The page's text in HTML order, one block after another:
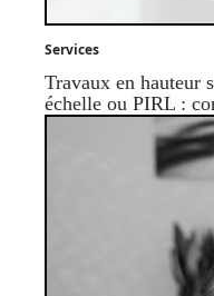
Services
Travaux en hauteur
échelle ou PIRL :